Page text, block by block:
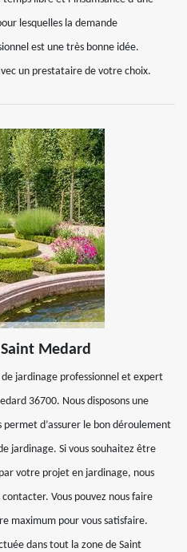
lesquelles la demande
est une très bonne idée.
un prestataire de votre choix.
Medard
jardinage professionnel et expert
36700. Nous disposons une
d’assurer le bon déroulement
jardinage. Si vous souhaitez être
votre projet en jardinage, nous
Vous pouvez nous faire
maximum pour vous satisfaire.
dans tout la zone de Saint